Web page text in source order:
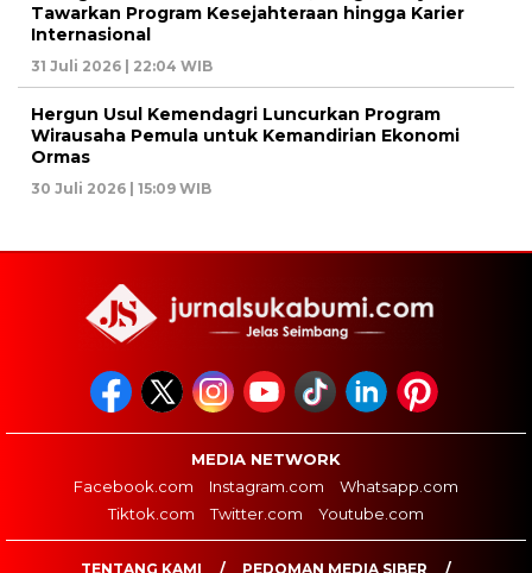
Tawarkan Program Kesejahteraan hingga Karier
Internasional
31 Juli 2026 | 22:04 WIB
Hergun Usul Kemendagri Luncurkan Program
Wirausaha Pemula untuk Kemandirian Ekonomi
Ormas
30 Juli 2026 | 15:09 WIB
MEDIA NETWORK
Facebook.com
Instagram.com
Whatsapp.com
Tiktok.com
Twitter.com Youtube.com
TENTANG KAMI PEDOMAN MEDIA SIBER